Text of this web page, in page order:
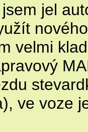
jel
velmi
ve voze